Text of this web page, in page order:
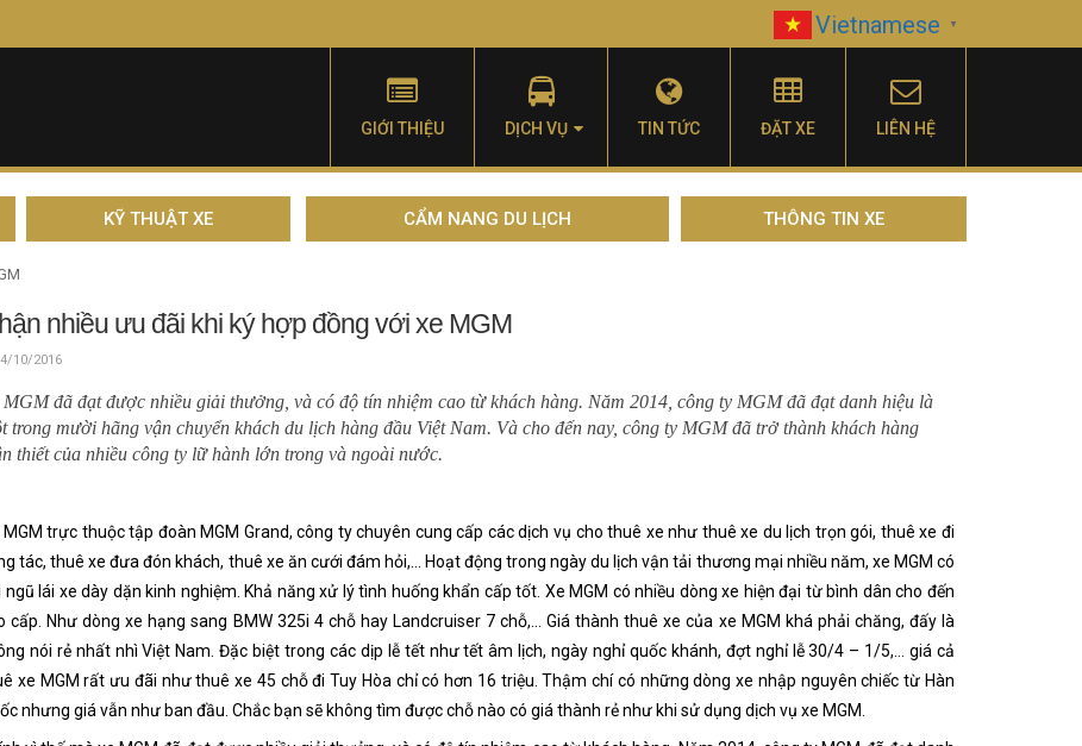
Vietnamese ▼
GIỚI THIỆU DỊCH VỤ TIN TỨC ĐẶT XE LIÊN HỆ
KỸ THUẬT XE CẨM NANG DU LỊCH THÔNG TIN XE
nhiều ưu đãi khi ký hợp đồng với xe MGM
10/2016
MGM đã đạt được nhiều giải thưởng, và có độ tín nhiệm cao từ khách hàng. Năm 2014, công ty MGM đã đạt danh hiệu là
trong mười hãng vận chuyển khách du lịch hàng đầu Việt Nam. Và cho đến nay, công ty MGM đã trở thành khách hàng
thiết của nhiều công ty lữ hành lớn trong và ngoài nước.
MGM trực thuộc tập đoàn MGM Grand, công ty chuyên cung cấp các dịch vụ cho thuê xe như thuê xe du lịch trọn gói, thuê xe đi
tác, thuê xe đưa đón khách, thuê xe ăn cưới đám hỏi,… Hoạt động trong ngày du lịch vận tải thương mại nhiều năm, xe MGM có
ngũ lái xe dày dặn kinh nghiệm. Khả năng xử lý tình huống khẩn cấp tốt. Xe MGM có nhiều dòng xe hiện đại từ bình dân cho đến
cấp. Như dòng xe hạng sang BMW 325i 4 chỗ hay Landcruiser 7 chỗ,… Giá thành thuê xe của xe MGM khá phải chăng, đấy là
nói rẻ nhất nhì Việt Nam. Đặc biệt trong các dịp lễ tết như tết âm lịch, ngày nghỉ quốc khánh, đợt nghỉ lễ 30/4 – 1/5,… giá cả
xe MGM rất ưu đãi như thuê xe 45 chỗ đi Tuy Hòa chỉ có hơn 16 triệu. Thậm chí có những dòng xe nhập nguyên chiếc từ Hàn
nhưng giá vẫn như ban đầu. Chắc bạn sẽ không tìm được chỗ nào có giá thành rẻ như khi sử dụng dịch vụ xe MGM.